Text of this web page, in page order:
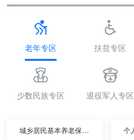
老年专区 扶贫专区
少数民族专区 退役军人专区
城乡居民基本养老保险关系转移接续申请